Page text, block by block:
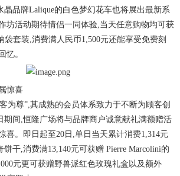
晶品牌Lalique的白色梦幻花车也将展出最新系
坊活动期待情侣一同体验,当天任意购物均可获
袋套装,消费满人民币1,500元还能享受免费刻
忆。
惊喜
为尊”,其成熟的会员体系致力于不断为顾客创
期间,恒隆广场将与品牌商户诚意献礼满额赠活
喜。即日起至20日,单日当天累计消费1,314元
干,消费满13,140元可获赠 Pierre Marcolini的
元更可获赠野兽派红色玫瑰礼盒以及额外